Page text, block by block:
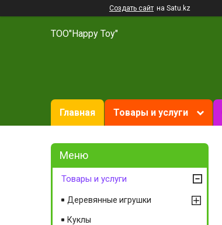
Создать сайт на Satu.kz
ТОО"Happy Toy"
Главная Товары и услуги
Товары и услуги
Деревянные игрушки
Куклы